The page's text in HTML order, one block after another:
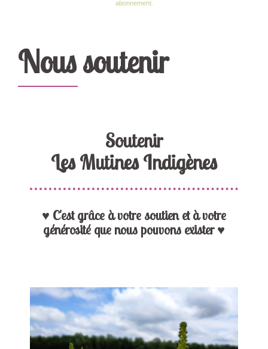
abonnement.
Nous soutenir
Soutenir
Les Mutines Indigènes
♥ C'est grâce à votre soutien et à votre
générosité que nous pouvons exister ♥